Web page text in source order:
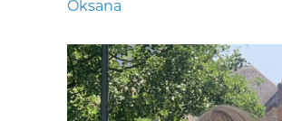
Oksana